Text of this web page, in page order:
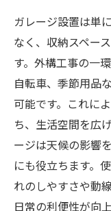
ガレージ設置は単
なく、収納スペー
す。外構工事の一
自転車、季節用品
可能です。これに
ち、生活空間を広
ージは天候の影響
にも役立ちます。
れのしやすさや動
日常の利便性が向